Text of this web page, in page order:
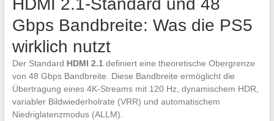
HDMI 2.1-Standard und 48
Gbps Bandbreite: Was die PS5
wirklich nutzt
Der Standard HDMI 2.1 definiert eine theoretische Obergrenze
von 48 Gbps Bandbreite. Diese Bandbreite ermöglicht die
Übertragung eines 4K-Streams mit 120 Hz, dynamischem HDR,
variabler Bildwiederholrate (VRR) und automatischem
Niedriglatenzmodus (ALLM).